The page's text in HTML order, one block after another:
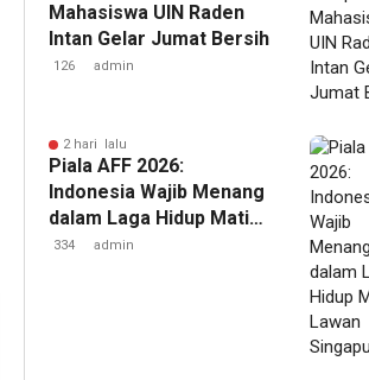
Mahasiswa UIN Raden
Intan Gelar Jumat Bersih
126 admin
2 hari lalu
Piala AFF 2026:
Indonesia Wajib Menang
dalam Laga Hidup Mati
Lawan Singapura
334 admin